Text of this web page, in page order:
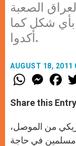
الصعبة
بأي شكل كما
أكدوا.
AUGUST 18, 2011
W
h
t
s
p
M
e
s
e
g
e
r
F
a
e
b
o
k
Share this Entry
من الموصل،
مسلمين في حاجة